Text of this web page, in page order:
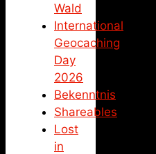
Wald
International
Geocaching
Day
2026
Bekenntnis
Shareables
Lost
in